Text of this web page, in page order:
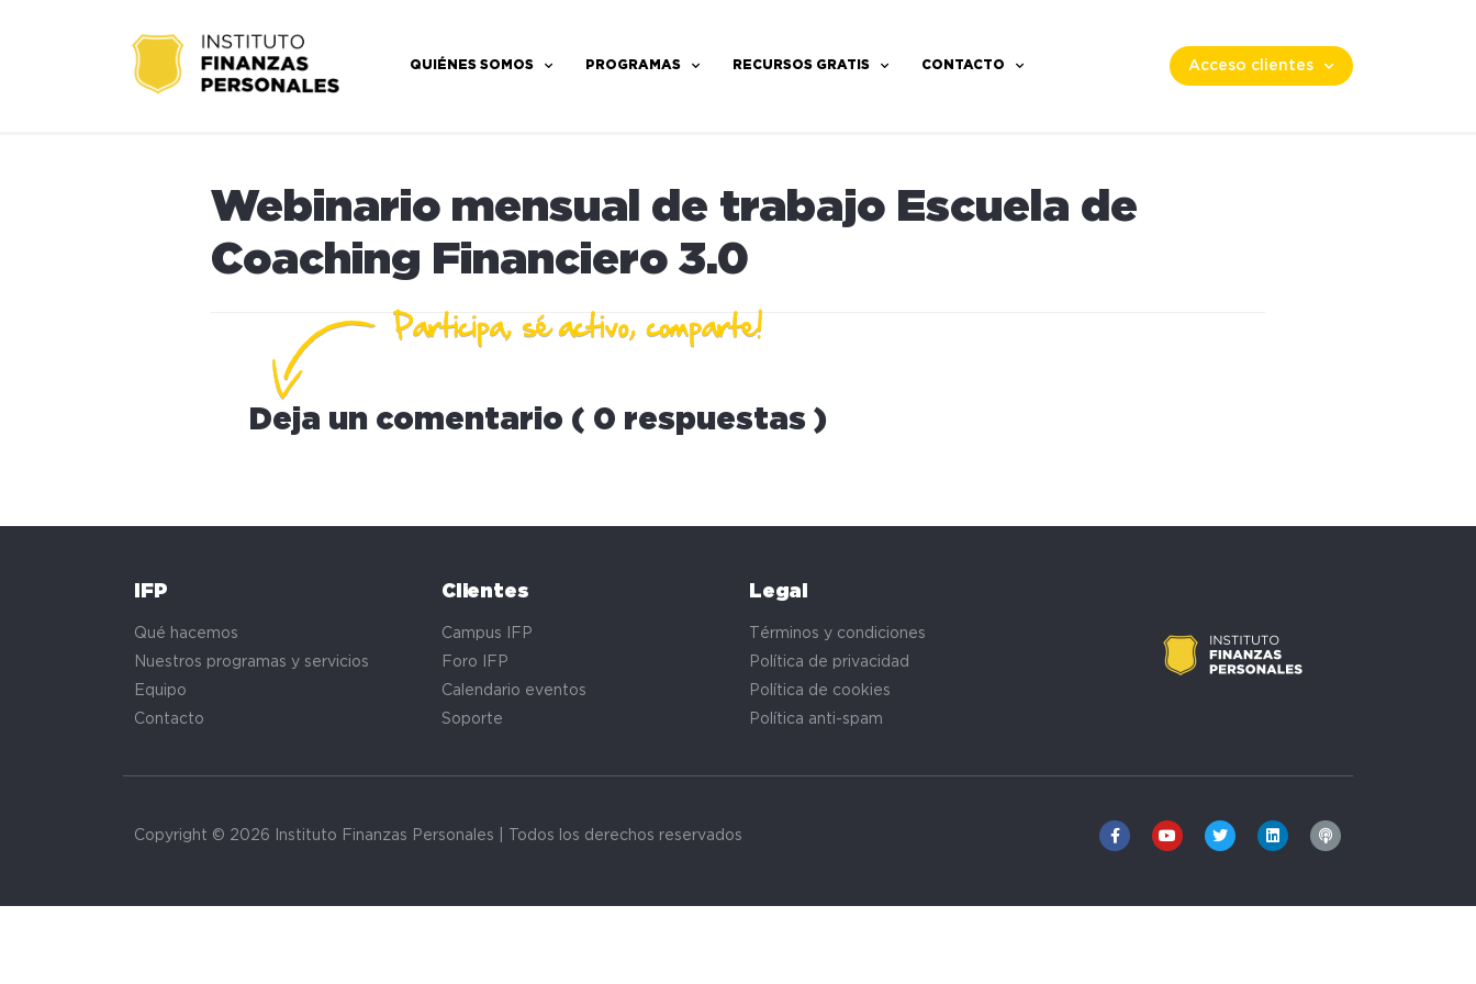
QUIÉNES SOMOS PROGRAMAS RECURSOS GRATIS CONTACTO Acceso clientes
Webinario mensual de trabajo Escuela de
Coaching Financiero 3.0
Deja un comentario ( 0 respuestas )
IFP
Qué hacemos
Nuestros programas y servicios
Equipo
Contacto
Clientes
Campus IFP
Foro IFP
Calendario eventos
Soporte
Legal
Términos y condiciones
Política de privacidad
Política de cookies
Política anti-spam
Copyright © 2026 Instituto Finanzas Personales | Todos los derechos reservados